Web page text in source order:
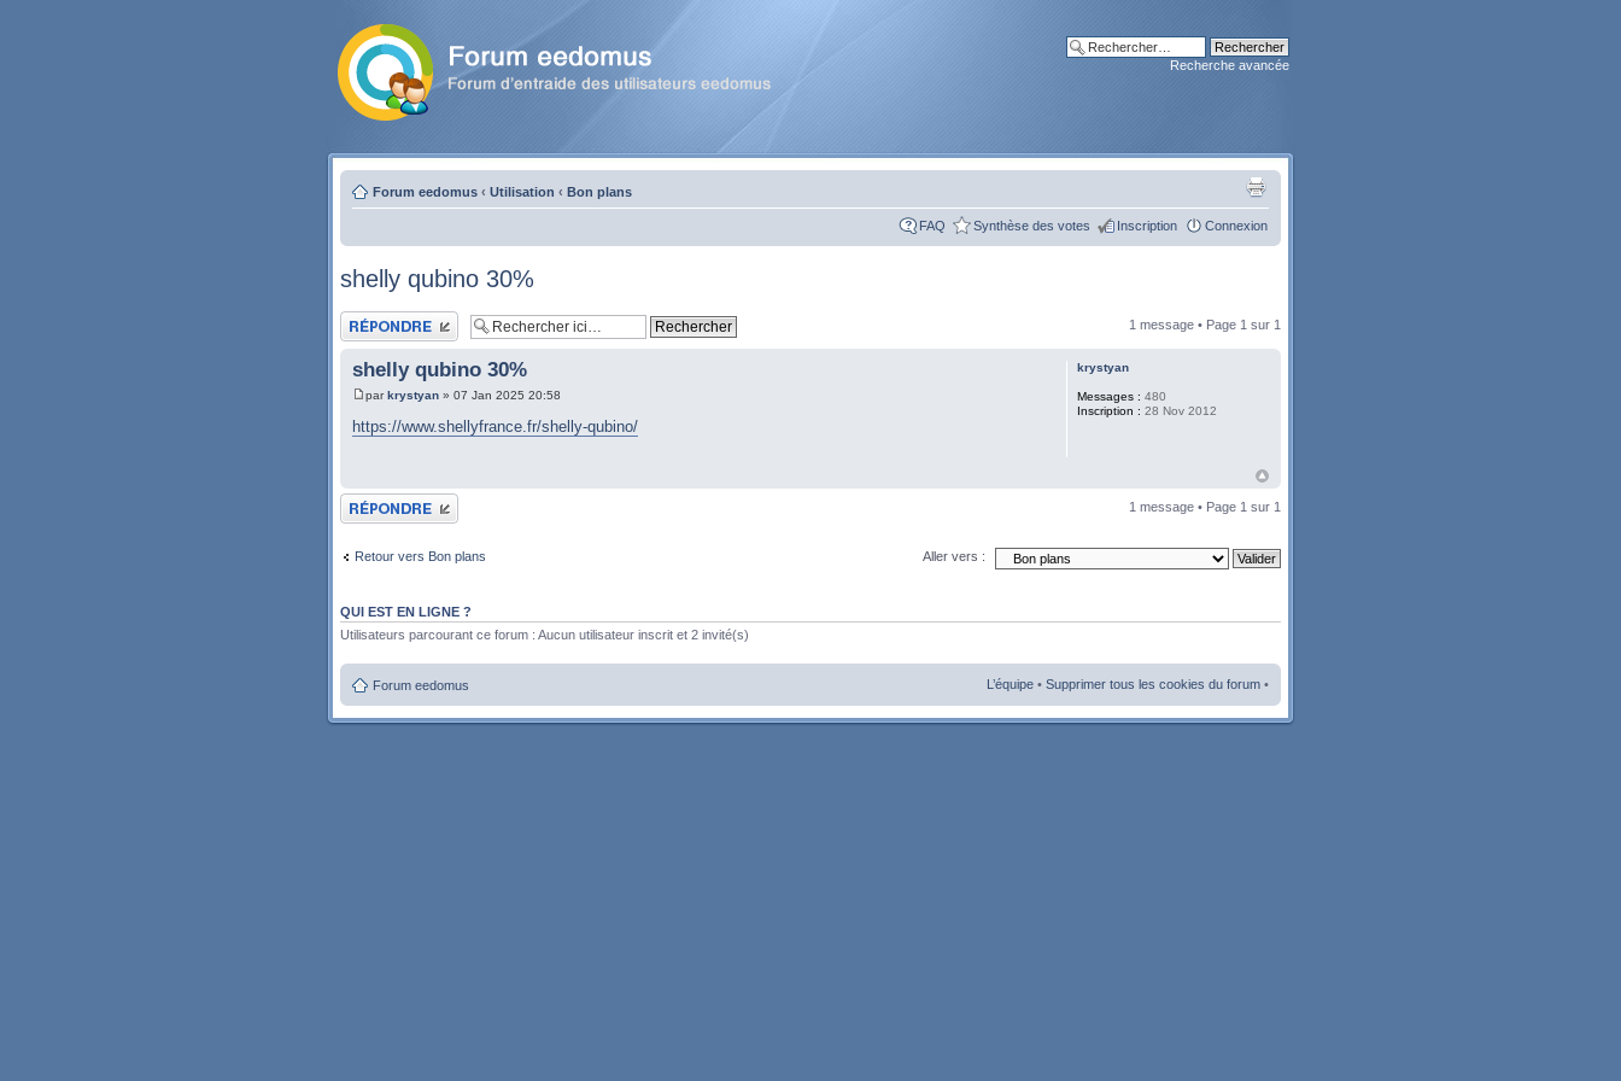
Recherche avancée
Forum eedomus ‹ Utilisation ‹ Bon plans
FAQ Synthèse des votes Inscription Connexion
shelly qubino 30%
Publier une réponse 1 message • Page 1 sur 1
shelly qubino 30%
parkrystyan » 07 Jan 2025 20:58
https://www.shellyfrance.fr/shelly-qubino/
krystyan
Messages : 480
Inscription : 28 Nov 2012
Publier une réponse 1 message • Page 1 sur 1
Retour vers Bon plans Aller vers :
QUI EST EN LIGNE ?
Utilisateurs parcourant ce forum : Aucun utilisateur inscrit et 2 invité(s)
Forum eedomus L’équipe • Supprimer tous les cookies du forum •